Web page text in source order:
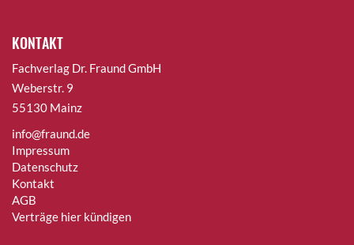
KONTAKT
Fachverlag Dr. Fraund GmbH
Weberstr. 9
55130 Mainz
info@fraund.de
Impressum
Datenschutz
Kontakt
AGB
Verträge hier kündigen